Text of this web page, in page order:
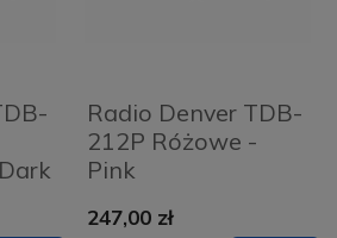
Radio Denver TDB-
212P Różowe -
Pink
247,00 zł